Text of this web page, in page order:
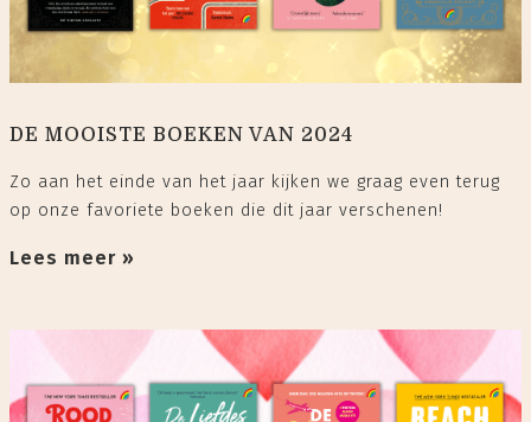
DE MOOISTE BOEKEN VAN 2024
Zo aan het einde van het jaar kijken we graag even terug
op onze favoriete boeken die dit jaar verschenen!
Lees meer »